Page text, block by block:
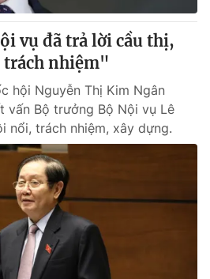
vụ đã trả lời cầu thị,
trách nhiệm"
hội Nguyễn Thị Kim Ngân
vấn Bộ trưởng Bộ Nội vụ Lê
nổi, trách nhiệm, xây dựng.